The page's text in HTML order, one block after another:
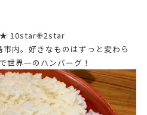
内。好きなものはずっと変わら
世界一のハンバーグ！